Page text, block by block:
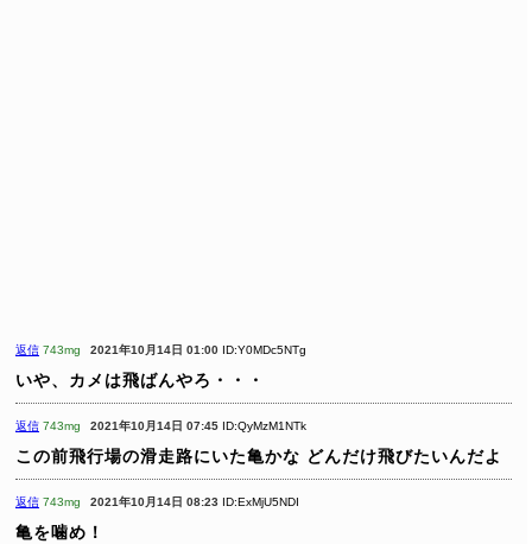
返信 743mg 2021年10月14日 01:00 ID:Y0MDc5NTg
いや、カメは飛ばんやろ・・・
返信 743mg 2021年10月14日 07:45 ID:QyMzM1NTk
この前飛行場の滑走路にいた亀かな どんだけ飛びたいんだよ
返信 743mg 2021年10月14日 08:23 ID:ExMjU5NDI
亀を噛め！